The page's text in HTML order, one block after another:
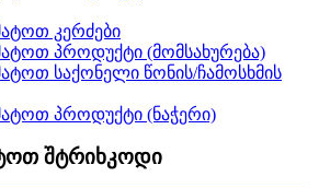
კერძები
პროდუქტი (მომსახურება)
საქონელი წონის/ჩამოსხმის
პროდუქტი (ნაჭერი)
შტრიხკოდი